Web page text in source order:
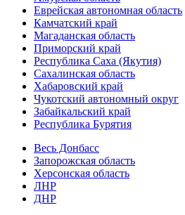
Еврейская автономная область
Камчатский край
Магаданская область
Приморский край
Республика Саха (Якутия)
Сахалинская область
Хабаровский край
Чукотский автономный округ
Забайкальский край
Республика Бурятия
Весь Донбасс
Запорожская область
Херсонская область
ЛНР
ДНР